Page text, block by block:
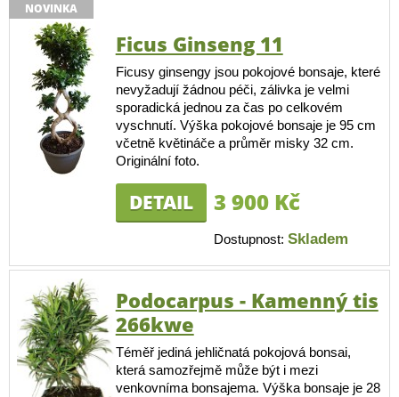
NOVINKA
Ficus Ginseng 11
Ficusy ginsengy jsou pokojové bonsaje, které
nevyžadují žádnou péči, zálivka je velmi
sporadická jednou za čas po celkovém
vyschnutí. Výška pokojové bonsaje je 95 cm
včetně květináče a průměr misky 32 cm.
Originální foto.
DETAIL 3 900 Kč
Dostupnost: Skladem
Podocarpus - Kamenný tis
266kwe
Téměř jediná jehličnatá pokojová bonsai,
která samozřejmě může být i mezi
venkovníma bonsajema. Výška bonsaje je 28